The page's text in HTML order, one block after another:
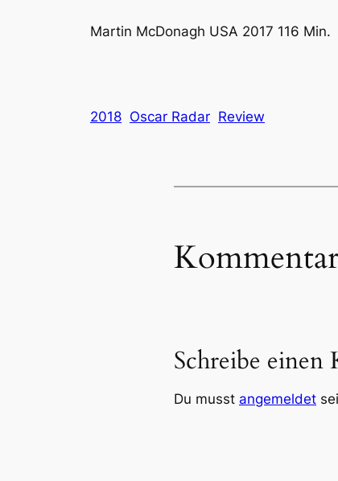
Martin McDonagh USA 2017 116
2018 Oscar Radar Review
Schreibe einen
Du musst angemeldet